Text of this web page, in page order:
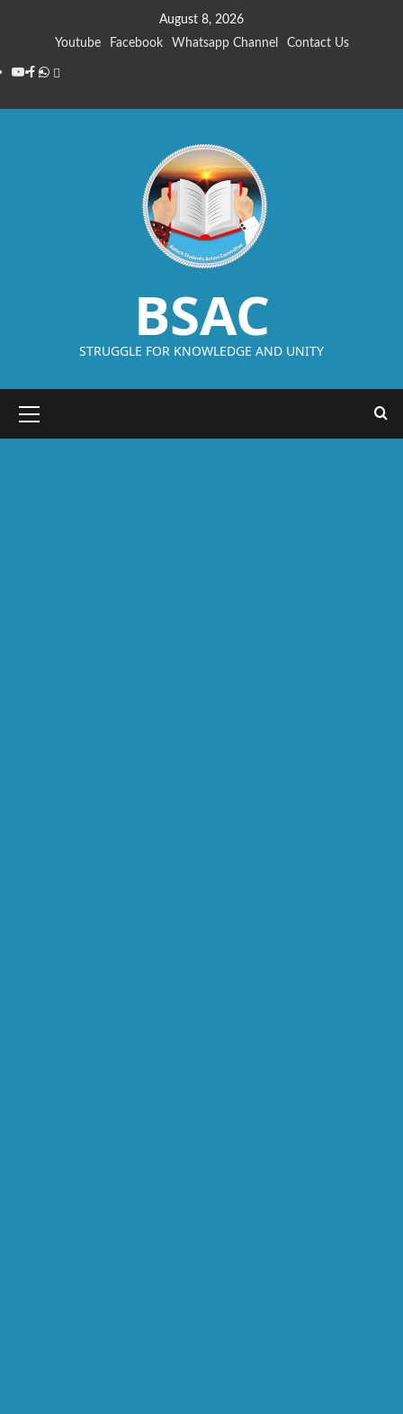
August 8, 2026
Youtube
Facebook Whatsapp Channel Contact Us
BSAC
STRUGGLE FOR KNOWLEDGE AND UNITY